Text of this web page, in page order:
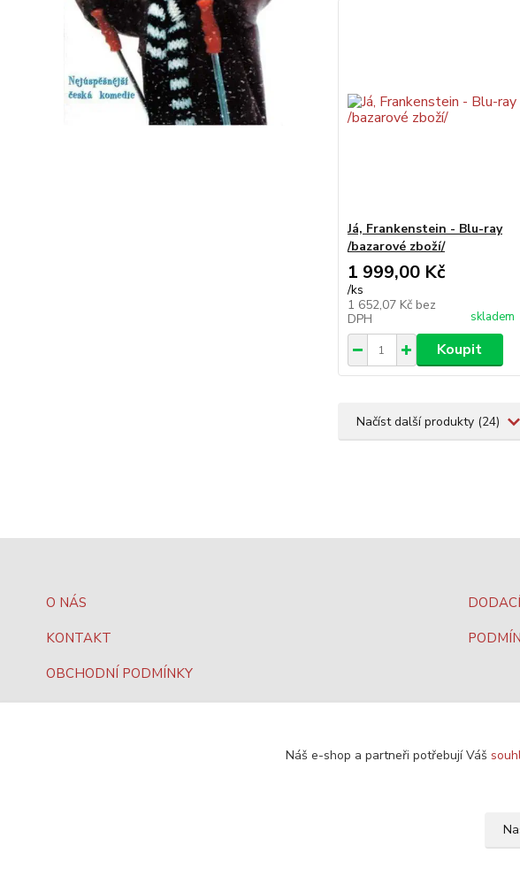
Já, Frankenstein - Blu-ray
/bazarové zboží/
1 999,00 Kč
/ks
1 652,07 Kč bez
DPH
skladem
Koupit
Načíst další produkty (24)
O NÁS
KONTAKT
OBCHODNÍ PODMÍNKY
Náš e-shop a partneři potřebují Váš